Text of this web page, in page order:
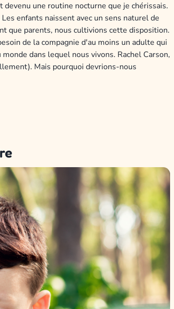
une routine nocturne que je chérissais.
enfants naissent avec un sens naturel de
que parents, nous cultivions cette disposition.
de la compagnie d'au moins un adulte qui
dans lequel nous vivons. Rachel Carson,
Mais pourquoi devrions-nous